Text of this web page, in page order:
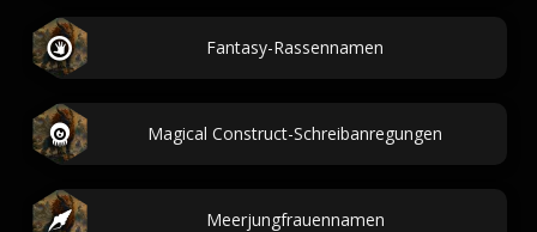
Fantasy-Rassennamen
Magical Construct-Schreibanregungen
Meerjungfrauennamen